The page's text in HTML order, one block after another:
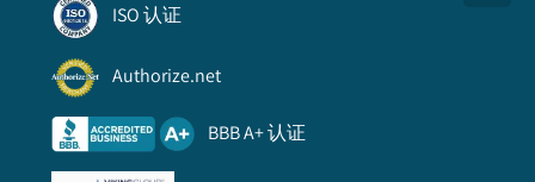
ISO 认证
Authorize.net
BBB A+ 认证